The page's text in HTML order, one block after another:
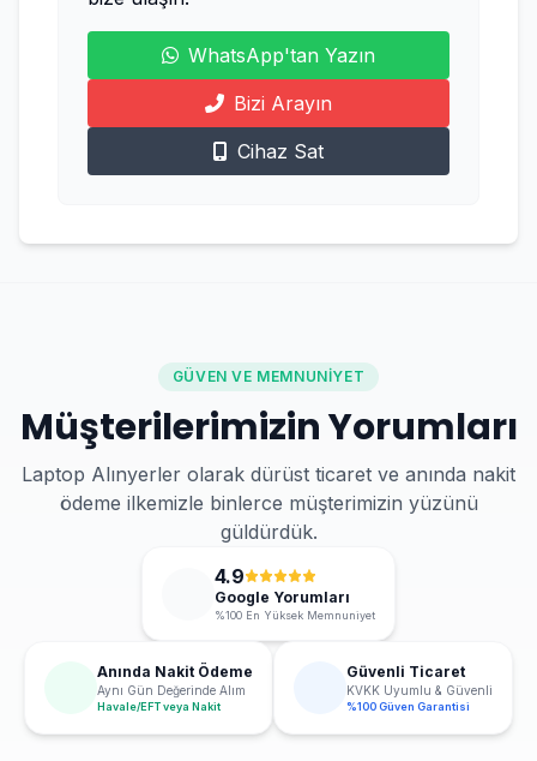
WhatsApp'tan Yazın
Bizi Arayın
Cihaz Sat
GÜVEN VE MEMNUNIYET
Müşterilerimizin Yorumları
Laptop Alınyerler olarak dürüst ticaret ve anında nakit
ödeme ilkemizle binlerce müşterimizin yüzünü
güldürdük.
4.9
Google Yorumları
%100 En Yüksek Memnuniyet
Anında Nakit Ödeme
Aynı Gün Değerinde Alım
Havale/EFT veya Nakit
Güvenli Ticaret
KVKK Uyumlu & Güvenli
%100 Güven Garantisi